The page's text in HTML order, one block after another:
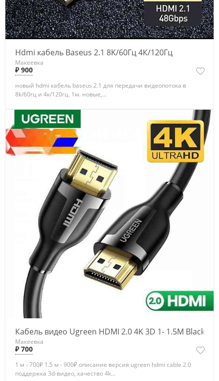
Hdmi кабель Baseus 2.1 8K/60Гц 4К/120Гц
Макеевка
₽ 900
новый hdmi кабель baseus 2.1 для передачи видеопотока в
8k/60гц и 4к/120гц. 1м. новые,...
Кабель видео Ugreen HDMI 2.0 4K 3D 1- 1.5М Black
Макеевка
₽ 700
1 м - 700₽ 1.5 м - 900₽ описание версия ugreen hdmi cable 2.0
поддержка 3d-видео, качество 4k...